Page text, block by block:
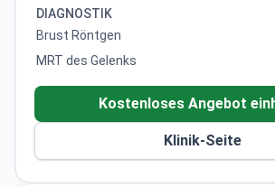
Diagnostik, Transfers und die
Betreuung. Das Lokman Hekim
JCI- und ISO 9001-akkreditiert, was
Ansatz von Dr. Kurtar minimiert
eine schnellere Genesung.
DIAGNOSTIK
Brust Röntgen
MRT des Gelenks
Kostenloses Angebot
Klinik-Seite